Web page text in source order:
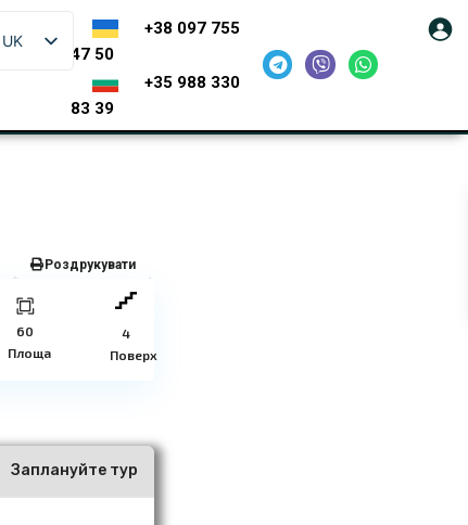
UK
+38 097 755
47 50
+35 988 330
83 39
Роздрукувати
60
Площа
4
Поверх
Заплануйте тур